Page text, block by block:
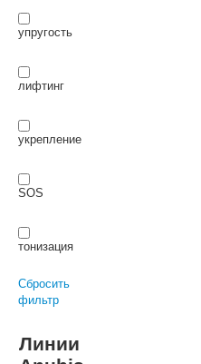
упругость
лифтинг
укрепление
SOS
тонизация
Сбросить
фильтр
Линии